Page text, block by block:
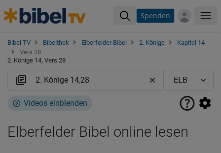
Spenden
Bibel TV Bibelthek Elberfelder Bibel 2. Könige
Kapitel 14
Vers 28
2. Könige 14, Vers 28
Videos einblenden
Elberfelder Bibel online lesen